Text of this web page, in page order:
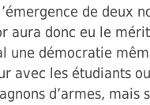
de deux
aura donc eu le
une démocratie
avec les étudiants
d’armes, mais